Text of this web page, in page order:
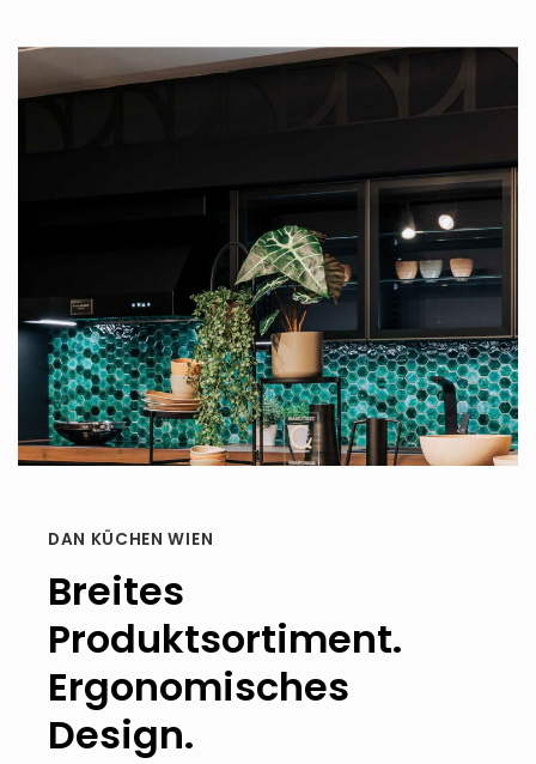
DAN KÜCHEN WIEN
Breites
Produktsortiment.
Ergonomisches
Design.